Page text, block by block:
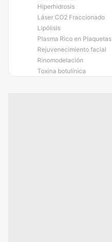
Hiperhidrosis
Láser CO2 Fraccionado
Lipólisis
Plasma Rico en Plaquetas
Rejuvenecimiento facial
Rinomodelación
Toxina botulínica